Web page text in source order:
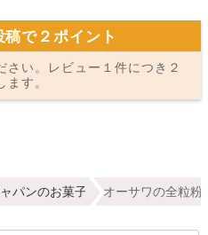
稿で２ポイント
い。レビュー１件につき２
す。
パンのお菓子 オーサワの全粒粉